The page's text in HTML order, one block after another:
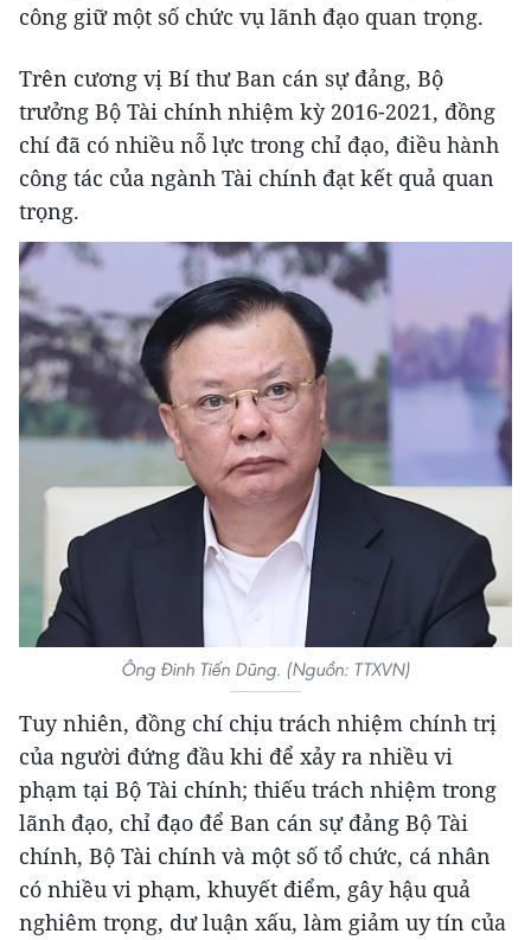
công giữ một số chức vụ lãnh đạo quan trọng.
Trên cương vị Bí thư Ban cán sự đảng, Bộ
trưởng Bộ Tài chính nhiệm kỳ 2016-2021, đồng
chí đã có nhiều nỗ lực trong chỉ đạo, điều hành
công tác của ngành Tài chính đạt kết quả quan
trọng.
Ông Đinh Tiến Dũng. (Nguồn: TTXVN)
Tuy nhiên, đồng chí chịu trách nhiệm chính trị
của người đứng đầu khi để xảy ra nhiều vi
phạm tại Bộ Tài chính; thiếu trách nhiệm trong
lãnh đạo, chỉ đạo để Ban cán sự đảng Bộ Tài
chính, Bộ Tài chính và một số tổ chức, cá nhân
có nhiều vi phạm, khuyết điểm, gây hậu quả
nghiêm trọng, dư luận xấu, làm giảm uy tín của